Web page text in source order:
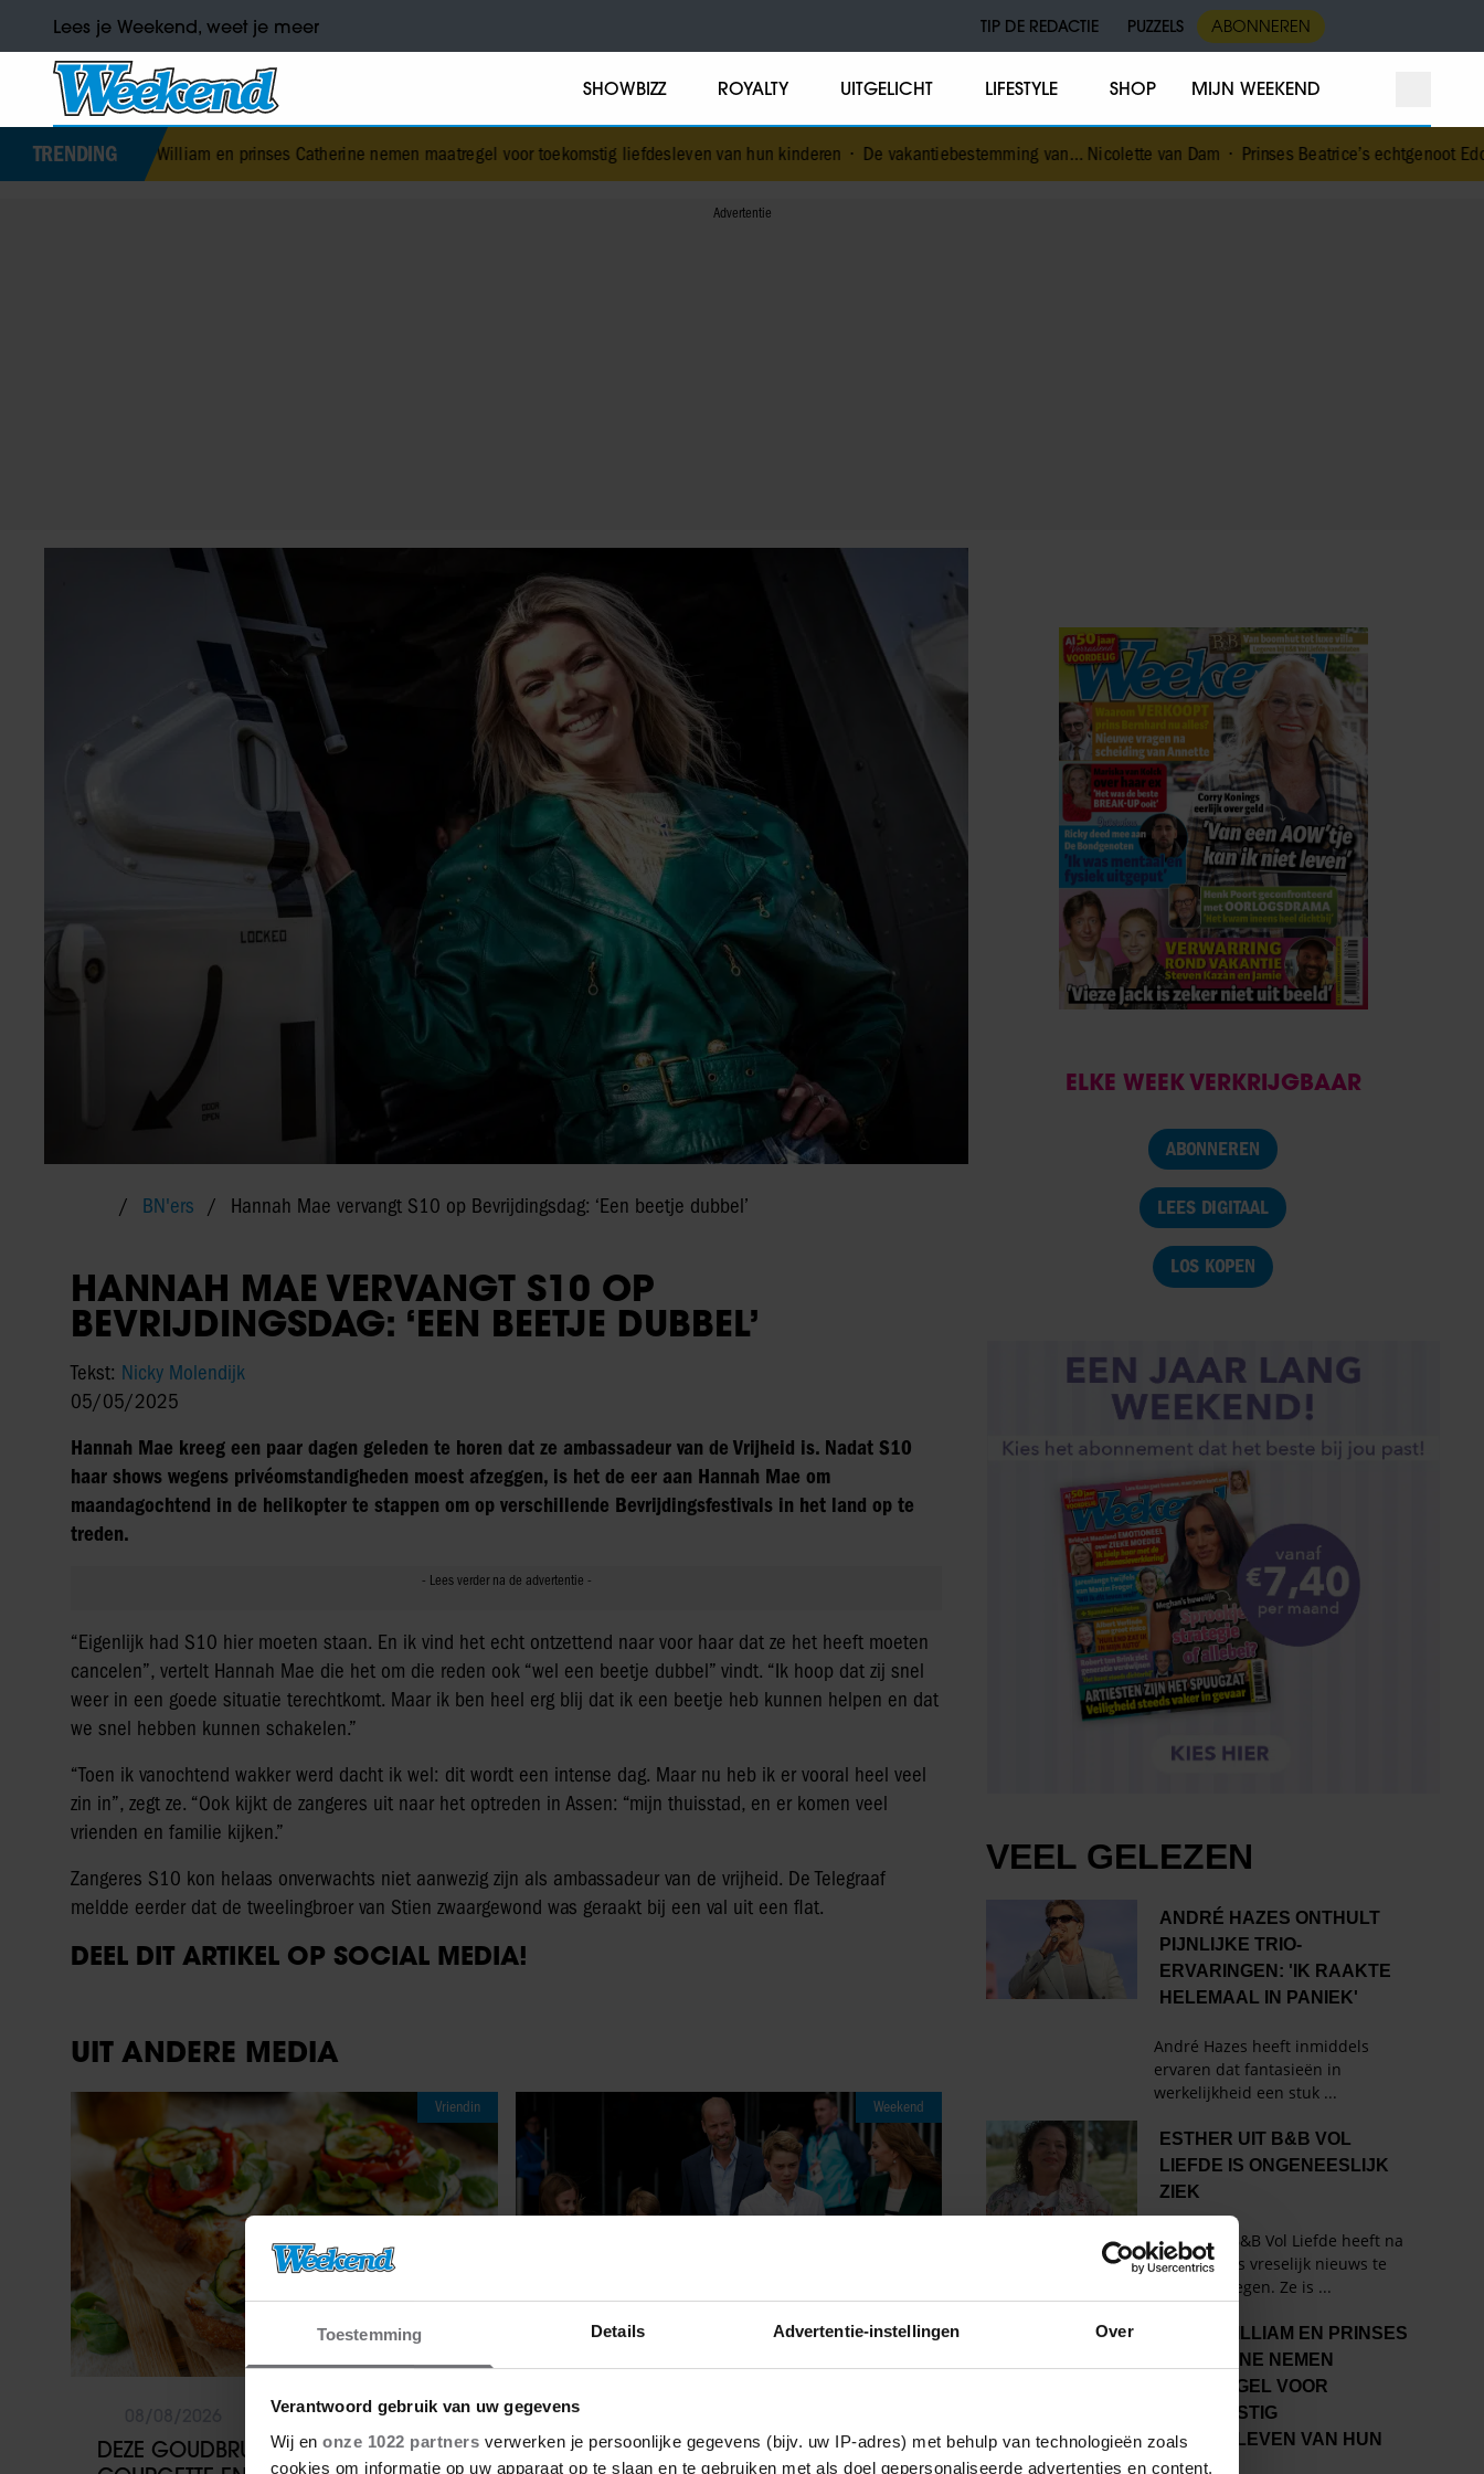
Toestemming Details Advertentie-instellingen Over
Verantwoord gebruik van uw gegevens
Wij en onze 1022 partners verwerken je persoonlijke gegevens (bijv. uw IP-adres) met behulp van technologieën zoals
cookies om informatie op uw apparaat op te slaan en te gebruiken met als doel gepersonaliseerde advertenties en content,
Lees je Weekend, weet je meer TIP DE REDACTIE PUZZELS ABONNEREN
SHOWBIZZ ROYALTY UITGELICHT LIFESTYLE SHOP MIJN WEEKEND
TRENDING
William en prinses Catherine nemen maatregel voor toekomstig liefdesleven van hun kinderen•De vakantiebestemming van… Nicolette van Dam•Prinses Beatrice’s echtgenoot Edoardo ontkent
BN'ers Hannah Mae vervangt S10 op Bevrijdingsdag: ‘Een beetje dubbel’
HANNAH MAE VERVANGT S10 OP
BEVRIJDINGSDAG: ‘EEN BEETJE DUBBEL’
Tekst: Nicky Molendijk
05/05/2025
Hannah Mae kreeg een paar dagen geleden te horen dat ze ambassadeur van de Vrijheid is. Nadat S10
haar shows wegens privéomstandigheden moest afzeggen, is het de eer aan Hannah Mae om
maandagochtend in de helikopter te stappen om op verschillende Bevrijdingsfestivals in het land op te
treden.
“Eigenlijk had S10 hier moeten staan. En ik vind het echt ontzettend naar voor haar dat ze het heeft moeten
cancelen”, vertelt Hannah Mae die het om die reden ook “wel een beetje dubbel” vindt. “Ik hoop dat zij snel
weer in een goede situatie terechtkomt. Maar ik ben heel erg blij dat ik een beetje heb kunnen helpen en dat
we snel hebben kunnen schakelen.”
“Toen ik vanochtend wakker werd dacht ik wel: dit wordt een intense dag. Maar nu heb ik er vooral heel veel
zin in”, zegt ze. “Ook kijkt de zangeres uit naar het optreden in Assen: “mijn thuisstad, en er komen veel
vrienden en familie kijken.”
Zangeres S10 kon helaas onverwachts niet aanwezig zijn als ambassadeur van de vrijheid. De Telegraaf
meldde eerder dat de tweelingbroer van Stien zwaargewond was geraakt bij een val uit een flat.
DEEL DIT ARTIKEL OP SOCIAL MEDIA!
UIT ANDERE MEDIA
Vriendin
DEZE GOUDBRUINE BRUSCHETTA MET
Weekend
08/08/2026
PRINS WILLIAM EN PRINSES
ELKE WEEK VERKRIJGBAAR
ABONNEREN
LEES DIGITAAL
LOS KOPEN